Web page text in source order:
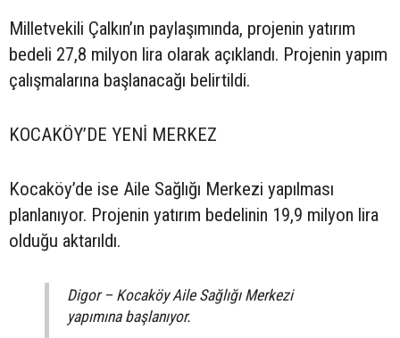
Milletvekili Çalkın’ın paylaşımında, projenin yatırım
bedeli 27,8 milyon lira olarak açıklandı. Projenin yapım
çalışmalarına başlanacağı belirtildi.
KOCAKÖY’DE YENİ MERKEZ
Kocaköy’de ise Aile Sağlığı Merkezi yapılması
planlanıyor. Projenin yatırım bedelinin 19,9 milyon lira
olduğu aktarıldı.
Digor – Kocaköy Aile Sağlığı Merkezi
yapımına başlanıyor.